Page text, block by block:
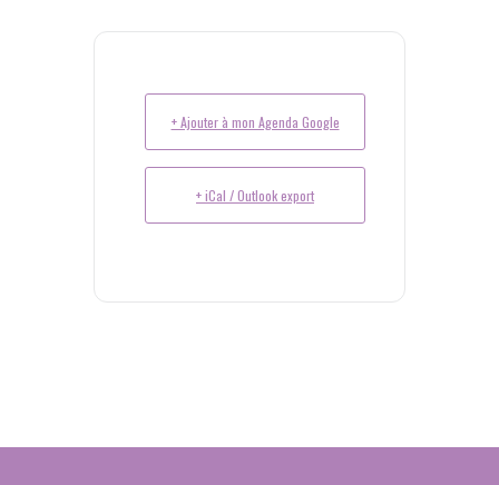
+ Ajouter à mon Agenda Google
+ iCal / Outlook export